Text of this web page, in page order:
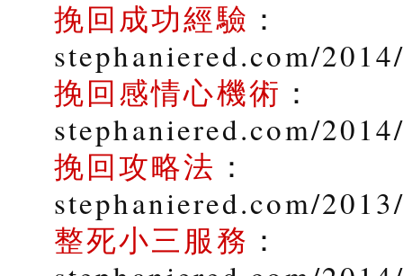
挽回成功經驗 ：
stephaniered.com/
挽回感情心機術 ：
stephaniered.com/
挽回攻略法 ：
stephaniered.com/
整死小三服務 ：